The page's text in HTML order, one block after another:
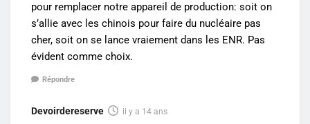
pour remplacer notre appareil de production: soit on
s’allie avec les chinois pour faire du nucléaire pas
cher, soit on se lance vraiement dans les ENR. Pas
évident comme choix.
Répondre
Devoirdereserve il y a 14 ans